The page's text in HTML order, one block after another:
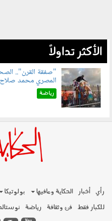
الأكثر تداولاً
070801.jpg
"صفقة القرن"..
المصري محمد صلاح
رياضة
رأي أخبار الحكاية ومافيها بولوتيكا
للكبار فقط فن وثقافة رياضة